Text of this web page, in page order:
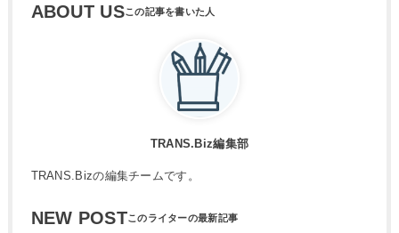
ABOUT US
TRANS.Biz編集部
TRANS.Bizの編集チームです。
NEW POST